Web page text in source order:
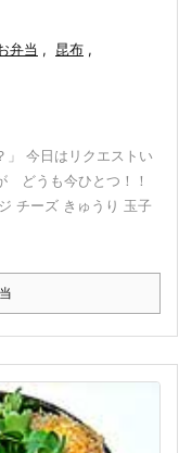
弁当 , 昆布 ,
」 今日はリクエストい
どうも今ひとつ！！
チーズ きゅうり 玉子